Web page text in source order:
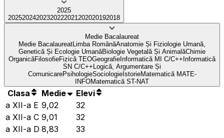
2025
20252024202320222021202020192018
Medie Bacalaureat
Medie BacalaureatLimba RomânăAnatomie Și Fiziologie Umană,
Genetică Și Ecologie UmanăBiologie Vegetală Și AnimalăChimie
OrganicăFilosofieFizică TEOGeografieInformatică MI C/C++Informatică
SN C/C++Logică, Argumentare Și
ComunicarePsihologieSociologieIstorieMatematică MATE-
INFOMatematică ST-NAT
Clasa Medie
Elevi
a XII-a E 9,02
32
a XII-a C 9,01
32
a XII-a D 8,83
33